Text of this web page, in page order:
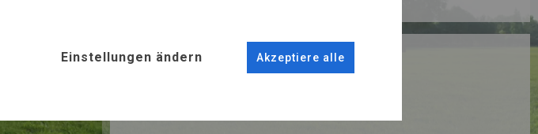
KONSTRUKTION
Einstellungen ändern Akzeptiere alle